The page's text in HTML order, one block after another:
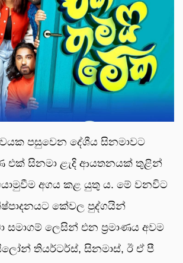
පසුවෙන දේශීය සිනමාවට
එක් සිනමා ළැදි ආයතනයක් තුළින්
අගය කළ යුතු ය. මේ වනවිට
කේවල පුද්ගයින්
සමාගම් ලෙසින් එන ප්‍රමාණය අවම
තියර්ටර්ස්, සිනමාස්, ඊ ඒ පී